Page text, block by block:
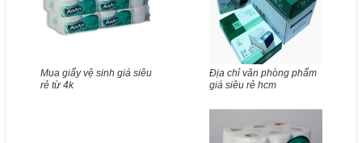
Mua giấy vệ sinh giá siêu
rẻ từ 4k
Địa chỉ văn phòng phẩm
giá siêu rẻ hcm